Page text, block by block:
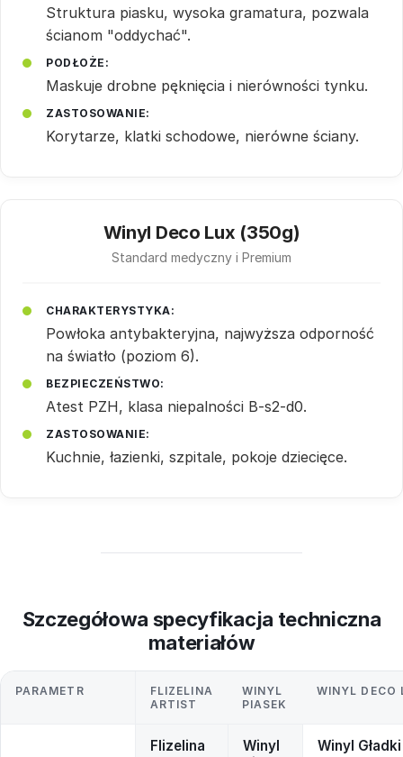
Struktura piasku, wysoka gramatura, pozwala
ścianom "oddychać".
PODŁOŻE:
Maskuje drobne pęknięcia i nierówności tynku.
ZASTOSOWANIE:
Korytarze, klatki schodowe, nierówne ściany.
Winyl Deco Lux (350g)
Standard medyczny i Premium
CHARAKTERYSTYKA:
Powłoka antybakteryjna, najwyższa odporność
na światło (poziom 6).
BEZPIECZEŃSTWO:
Atest PZH, klasa niepalności B-s2-d0.
ZASTOSOWANIE:
Kuchnie, łazienki, szpitale, pokoje dziecięce.
Szczegółowa specyfikacja techniczna
materiałów
PARAMETR
FLIZELINA
ARTIST
WINYL
PIASEK
WINYL DECO
Flizelina
Winyl
Winyl Gładki